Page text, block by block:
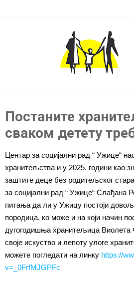
Постаните
сваком детету
Центар за социјални рад “ Ужице“
хранитељства и у 2025. години као
заштите деце без родитељског
за социјални рад “ Ужице“ Слађана
питања да ли у Ужицу постоји
породица, ко може и на који начин
дугогодишња хранитељица Виолета
своје искуство и лепоту улоге
можете погледати на линку https://
v=_0FrfMJGPFc